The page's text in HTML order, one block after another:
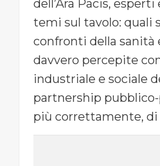
dell’Ara Pacis,
temi sul tavolo: quali
confronti della sanità
davvero percepite
industriale e sociale
partnership pubblico-
più correttamente,